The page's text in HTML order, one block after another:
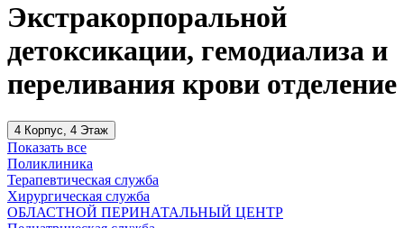
Экстракорпоральной
детоксикации, гемодиализа и
переливания крови отделение
4 Корпус, 4 Этаж
Показать все
Поликлиника
Терапевтическая служба
Хирургическая служба
ОБЛАСТНОЙ ПЕРИНАТАЛЬНЫЙ ЦЕНТР